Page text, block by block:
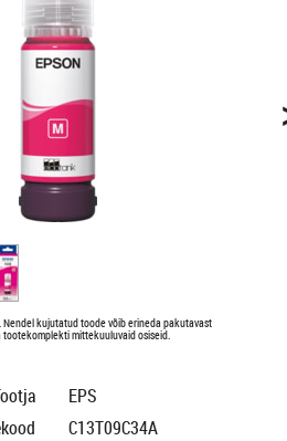
Nendel kujutatud toode võib erineda pakutavast
tootekomplekti mittekuuluvaid osiseid.
EPS
C13T09C34A